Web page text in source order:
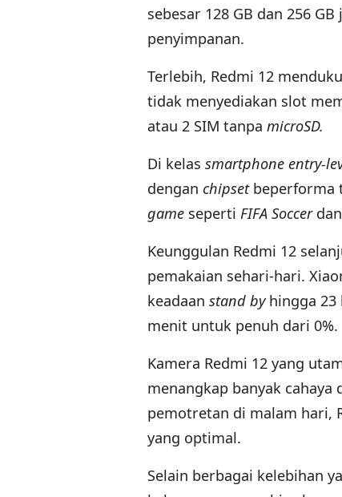
sebesar 128 GB dan 256
penyimpanan.
Terlebih, Redmi 12
tidak menyediakan slot
atau 2 SIM tanpa microSD.
Di kelas smartphone entry-
dengan chipset beperforma
game seperti FIFA Soccer dan
Keunggulan Redmi 12
pemakaian sehari-hari.
keadaan stand byhingga
menit untuk penuh dari 0%.
Kamera Redmi 12 yang
menangkap banyak
pemotretan di malam hari,
yang optimal.
Selain berbagai kelebihan